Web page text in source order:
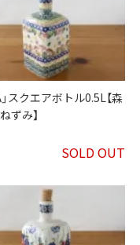
」スクエアボトル0.5L【森
ずみ】
SOLD OUT